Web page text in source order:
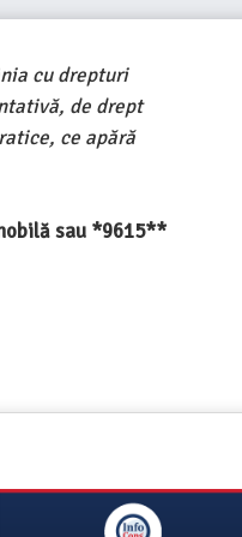
cu drepturi
de drept
ce apără
sau *9615**